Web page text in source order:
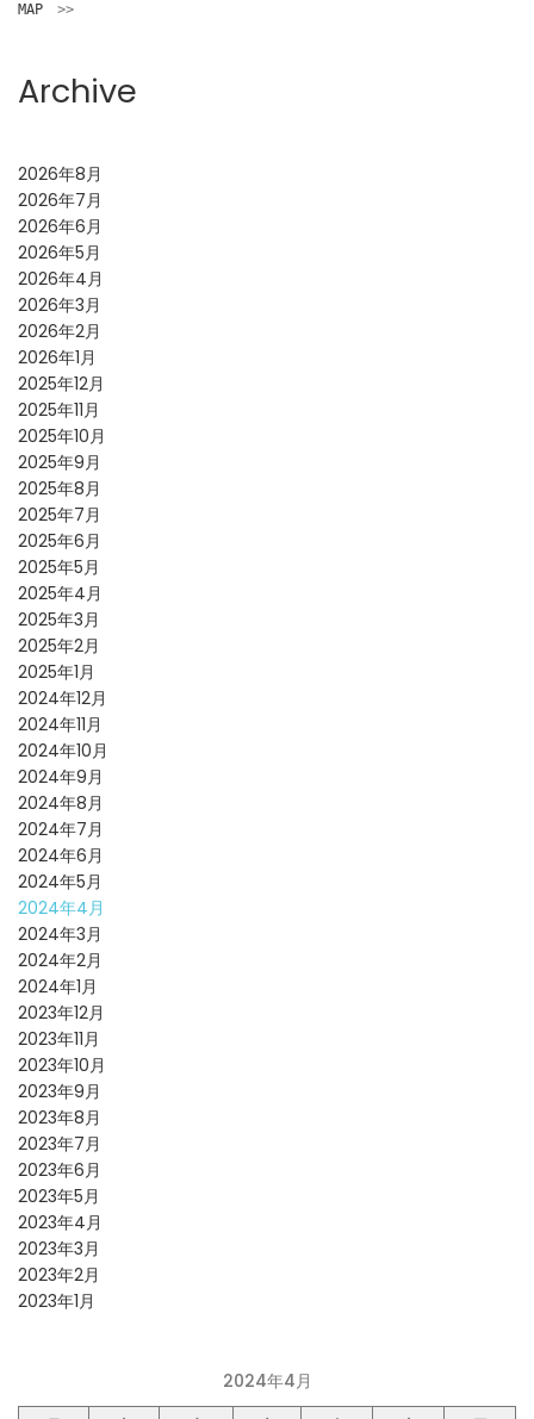
MAP >>
Archive
2026年8月
2026年7月
2026年6月
2026年5月
2026年4月
2026年3月
2026年2月
2026年1月
2025年12月
2025年11月
2025年10月
2025年9月
2025年8月
2025年7月
2025年6月
2025年5月
2025年4月
2025年3月
2025年2月
2025年1月
2024年12月
2024年11月
2024年10月
2024年9月
2024年8月
2024年7月
2024年6月
2024年5月
2024年4月
2024年3月
2024年2月
2024年1月
2023年12月
2023年11月
2023年10月
2023年9月
2023年8月
2023年7月
2023年6月
2023年5月
2023年4月
2023年3月
2023年2月
2023年1月
2024年4月